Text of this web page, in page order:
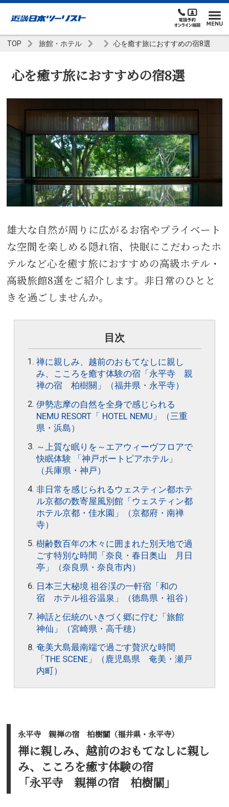
TOP 旅館・ホテル 心を癒す旅におすすめの宿8選
心を癒す旅におすすめの宿8選
雄大な自然が周りに広がるお宿やプライベート
な空間を楽しめる隠れ宿、快眠にこだわったホ
テルなど心を癒す旅におすすめの高級ホテル・
高級旅館8選をご紹介します。非日常のひとと
きを過ごしませんか。
目次
禅に親しみ、越前のおもてなしに親し
み、こころを癒す体験の宿「永平寺 親
禅の宿 柏樹關」（福井県・永平寺）
伊勢志摩の自然を全身で感じられる
NEMU RESORT「 HOTEL NEMU」（三重
県・浜島）
～上質な眠りを～エアウィーヴフロアで
快眠体験 「神戸ポートピアホテル」
（兵庫県・神戸）
非日常を感じられるウェスティン都ホテ
ル京都の数寄屋風別館「ウェスティン都
ホテル京都・佳水園」（京都府・南禅
寺）
樹齢数百年の木々に囲まれた別天地で過
ごす特別な時間「奈良・春日奥山 月日
亭」（奈良県・奈良市内）
日本三大秘境 祖谷渓の一軒宿「和の
宿 ホテル祖谷温泉」（徳島県・祖谷）
神話と伝統のいきづく郷に佇む「旅館
神仙」（宮崎県・高千穂）
奄美大島最南端で過ごす贅沢な時間
「THE SCENE」（鹿児島県 奄美・瀬戸
内町）
永平寺 親禅の宿 柏樹關（福井県・永平寺）
禅に親しみ、越前のおもてなしに親し
み、こころを癒す体験の宿
「永平寺 親禅の宿 柏樹關」